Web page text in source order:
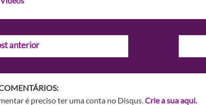
anterior
é preciso ter uma conta no Disqus.Crie a sua aqui.